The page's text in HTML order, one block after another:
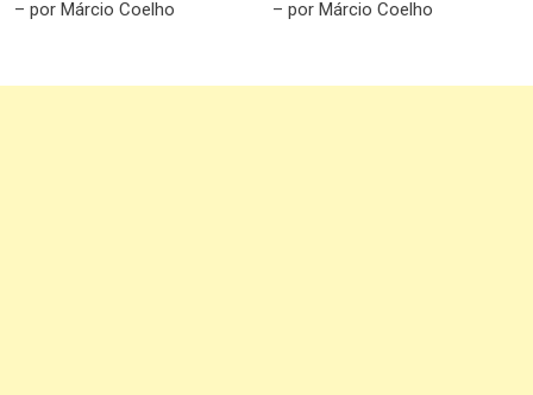
– por Márcio Coelho
– por Márcio Coelho